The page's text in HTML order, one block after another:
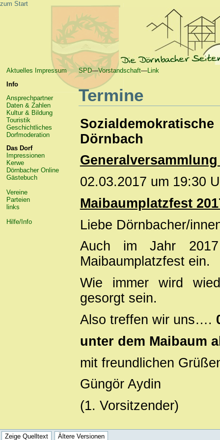
zum Start
Aktuelles Impressum
Info
Ansprechpartner
Daten & Zahlen
Kultur & Bildung
Touristik
Geschichtliches
Dorfmoderation
Das Dorf
Impressionen
Kerwe
Dörnbacher Online
Gästebuch
Vereine
Parteien
links
Hilfe/Info
SPD—Vorstandschaft—Link
Termine
Dörnbach
Generalversammlung
02.03.2017 um 19:30
Maibaumplatzfest
Liebe Dörnbacher/
Auch im Jahr
Maibaumplatzfest ein.
Wie immer wird
gesorgt sein.
Also treffen wir uns….
unter dem Maibaum
mit freundlichen
Güngör Aydin
(1. Vorsitzender)